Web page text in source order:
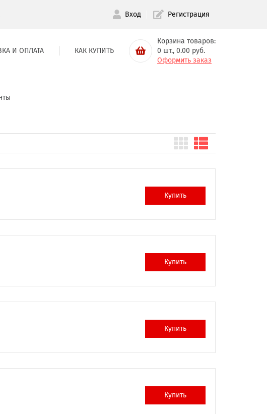
Вход Регистрация
И ОПЛАТА КАК КУПИТЬ
Корзина товаров:
0 шт., 0.00 руб.
Оформить заказ
Купить
Купить
Купить
Купить